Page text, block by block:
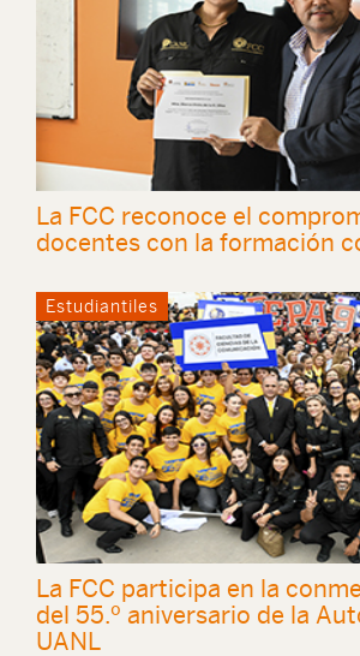
La FCC reconoce el
docentes con la formación
Estudiantiles
La FCC participa en la
del 55.º aniversario de la
UANL